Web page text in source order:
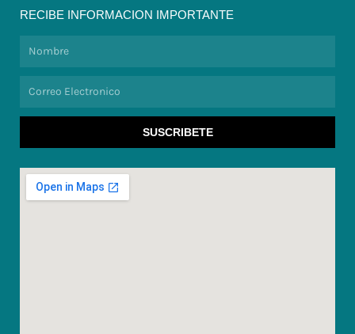
RECIBE INFORMACION IMPORTANTE
SUSCRIBETE